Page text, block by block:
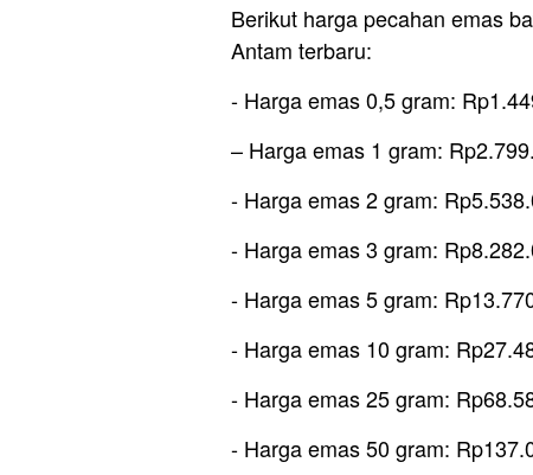
Berikut harga pecahan emas
Antam terbaru:
‎‎- Harga emas 0,5 gram:
– ⁠Harga emas 1 gram:
‎- ⁠Harga emas 2 gram:
‎- ⁠Harga emas 3 gram:
‎- ⁠Harga emas 5 gram:
‎- ⁠Harga emas 10 gram:
‎- Harga emas 25 gram:
‎- ⁠Harga emas 50 gram: